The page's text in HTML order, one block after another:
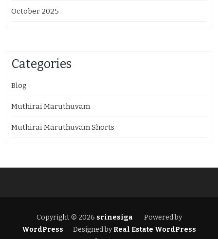
October 2025
Categories
Blog
Muthirai Maruthuvam
Muthirai Maruthuvam Shorts
Copyright © 2026 srinesiga
Powered by
WordPress
Designed byReal Estate WordPress